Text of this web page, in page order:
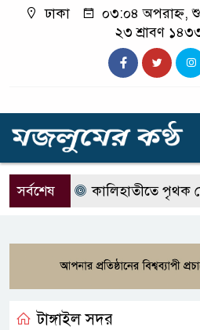
ঢাকা
০৩:০৪ অপরাহ্ন,
২৩ শ্রাবণ ১৪৩৩
সর্বশেষ কালিহাতীতে পৃথক
টাঙ্গাইল সদর